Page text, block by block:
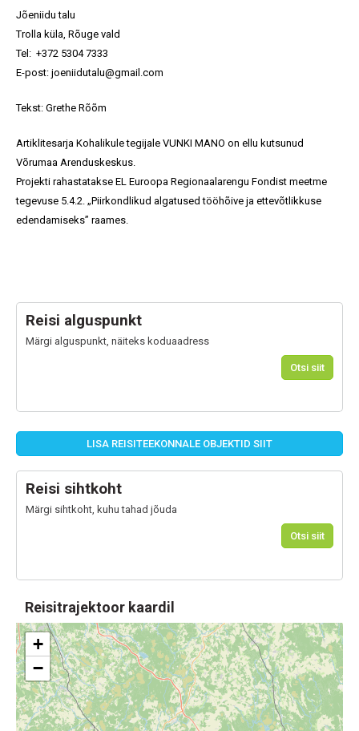
Jõeniidu talu
Trolla küla, Rõuge vald
Tel: +372 5304 7333
E-post: joeniidutalu@gmail.com
Tekst: Grethe Rõõm
Artiklitesarja Kohalikule tegijale VUNKI MANO on ellu kutsunud
Võrumaa Arenduskeskus.
Projekti rahastatakse EL Euroopa Regionaalarengu Fondist meetme
tegevuse 5.4.2. „Piirkondlikud algatused tööhõive ja ettevõtlikkuse
edendamiseks” raames.
Reisi alguspunkt
Märgi alguspunkt, näiteks koduaadress
Otsi siit
LISA REISITEEKONNALE OBJEKTID SIIT
Reisi sihtkoht
Märgi sihtkoht, kuhu tahad jõuda
Otsi siit
Reisitrajektoor kaardil
+
−